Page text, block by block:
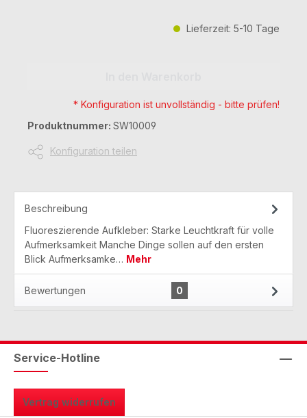
Lieferzeit: 5-10 Tage
* Konfiguration ist unvollständig - bitte prüfen!
Produktnummer: SW10009
Konfiguration teilen
Beschreibung
Fluoreszierende Aufkleber: Starke Leuchtkraft für volle
Aufmerksamkeit Manche Dinge sollen auf den ersten
Blick Aufmerksamke… Mehr
Bewertungen 0
Service-Hotline
Vertrag widerrufen